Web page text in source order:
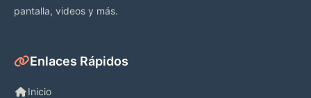
pantalla, videos y más.
Enlaces Rápidos
Inicio